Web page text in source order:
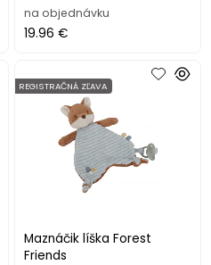
na objednávku
19.96 €
Maznáčik líška Forest
Friends
REGISTRAČNÁ ZĽAVA